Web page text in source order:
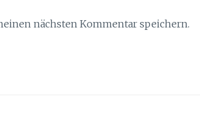
nächsten Kommentar speichern.